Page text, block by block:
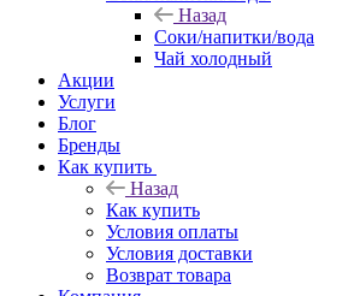
Назад
Соки/напитки/вода
Чай холодный
Акции
Услуги
Блог
Бренды
Как купить
Назад
Как купить
Условия оплаты
Условия доставки
Возврат товара